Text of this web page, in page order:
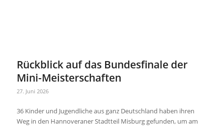
Rückblick auf das Bundesfinale der
Mini-Meisterschaften
27. Juni 2026
36 Kinder und Jugendliche aus ganz Deutschland haben ihren
Weg in den Hannoveraner Stadtteil Misburg gefunden, um am